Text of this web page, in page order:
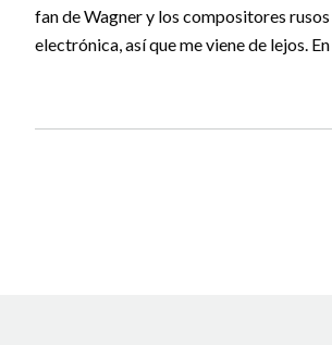
fan de Wagner y los compositores
electrónica, así que me viene de lejos.